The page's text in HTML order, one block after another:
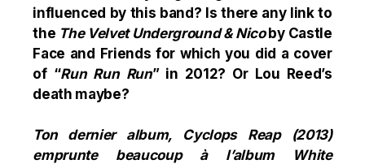
influenced by this band? Is there any link to
the The Velvet Underground & Nicoby Castle
Face and Friends for which you did a cover
of “Run Run Run” in 2012? Or Lou Reed’s
death maybe?
Ton dernier album, Cyclops Reap (2013)
emprunte beaucoup à l’album White